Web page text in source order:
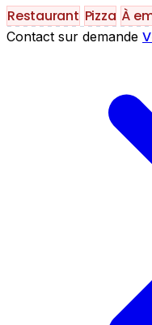
Restaurant Pizza À
Contact sur demande